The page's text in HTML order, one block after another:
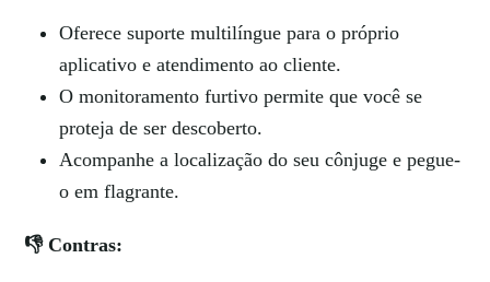
Oferece suporte multilíngue para o próprio
aplicativo e atendimento ao cliente.
O monitoramento furtivo permite que você se
proteja de ser descoberto.
Acompanhe a localização do seu cônjuge e pegue-
o em flagrante.
👎 Contras: